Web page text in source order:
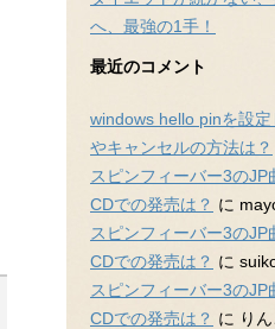
へ、最強の1手！
最近のコメント
windows hello pinを設
やキャンセルの方法は？
スピンフィーバー3のJP
CDでの発売は？ に
スピンフィーバー3のJP
CDでの発売は？ に
スピンフィーバー3のJP
CDでの発売は？ に り